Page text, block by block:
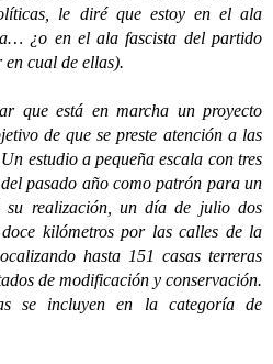
le diré que estoy en el ala
¿o en el ala fascista del partido
cual de ellas).
está en marcha un proyecto
de que se preste atención a las
estudio a pequeña escala con tres
pasado año como patrón para un
su realización, un día de julio dos
kilómetros por las calles de la
hasta 151 casas terreras
de modificación y conservación.
se incluyen en la categoría de